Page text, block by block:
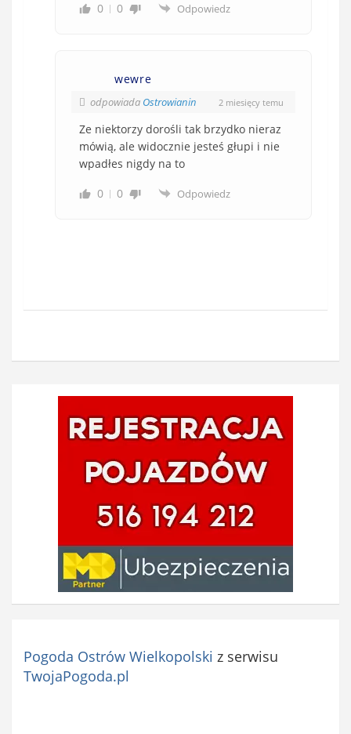
0 0 Odpowiedz
wewre
odpowiada Ostrowianin 2 miesięcy temu
Ze niektorzy dorośli tak brzydko nieraz
mówią, ale widocznie jesteś głupi i nie
wpadłes nigdy na to
0
0 Odpowiedz
Pogoda Ostrów Wielkopolski z serwisu
TwojaPogoda.pl